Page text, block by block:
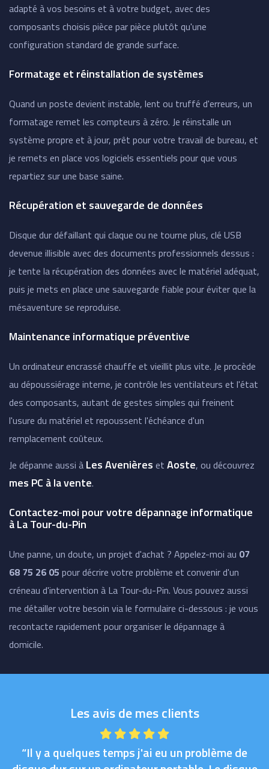
adapté à vos besoins et à votre budget, avec des
composants choisis pièce par pièce plutôt qu'une
configuration standard de grande surface.
Formatage et réinstallation de systèmes
Quand un poste devient instable, lent ou truffé d'erreurs, un
formatage remet les compteurs à zéro. Je réinstalle un
système propre et à jour, prêt pour votre travail de bureau, et
je remets en place vos logiciels essentiels pour que vous
repartiez sur une base saine.
Récupération et sauvegarde de données
Disque dur défaillant qui claque ou ne tourne plus, clé USB
devenue illisible avec des documents professionnels dessus :
je tente la récupération des données avec le matériel adéquat,
puis je mets en place une sauvegarde fiable pour éviter que la
mésaventure se reproduise.
Maintenance informatique préventive
Un ordinateur encrassé chauffe et vieillit plus vite. Je procède
au dépoussiérage interne, je contrôle les ventilateurs et l'état
des composants, autant de gestes simples qui freinent
l'usure du matériel et repoussent l'échéance d'un
remplacement coûteux.
Je dépanne aussi à Les Avenières et Aoste, ou découvrez
mes PC à la vente.
Contactez-moi pour votre dépannage informatique
à La Tour-du-Pin
Une panne, un doute, un projet d'achat ? Appelez-moi au 07
68 75 26 05 pour décrire votre problème et convenir d'un
créneau d'intervention à La Tour-du-Pin. Vous pouvez aussi
me détailler votre besoin via le formulaire ci-dessous : je vous
recontacte rapidement pour organiser le dépannage à
domicile.
Les avis de mes clients
“Il y a quelques temps j'ai eu un problème de